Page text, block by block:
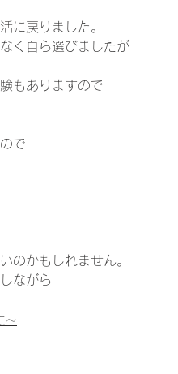
に戻りました。
く自ら選びましたが
もありますので
で
のかもしれません。
ながら
～